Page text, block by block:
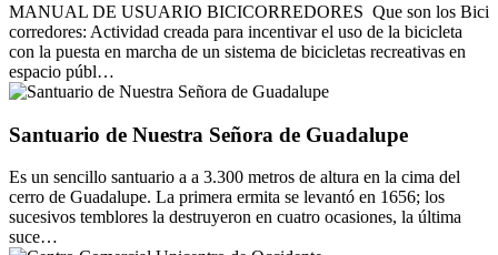
MANUAL DE USUARIO BICICORREDORES Que son los Bici
corredores: Actividad creada para incentivar el uso de la bicicleta
con la puesta en marcha de un sistema de bicicletas recreativas en
espacio públ…
Santuario de Nuestra Señora de Guadalupe
Es un sencillo santuario a a 3.300 metros de altura en la cima del
cerro de Guadalupe. La primera ermita se levantó en 1656; los
sucesivos temblores la destruyeron en cuatro ocasiones, la última
suce…